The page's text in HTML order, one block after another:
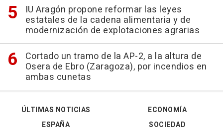
IU Aragón propone reformar las leyes
estatales de la cadena alimentaria y de
modernización de explotaciones agrarias
Cortado un tramo de la AP-2, a la altura de
Osera de Ebro (Zaragoza), por incendios en
ambas cunetas
ÚLTIMAS NOTICIAS
ESPAÑA
ECONOMÍA
SOCIEDAD